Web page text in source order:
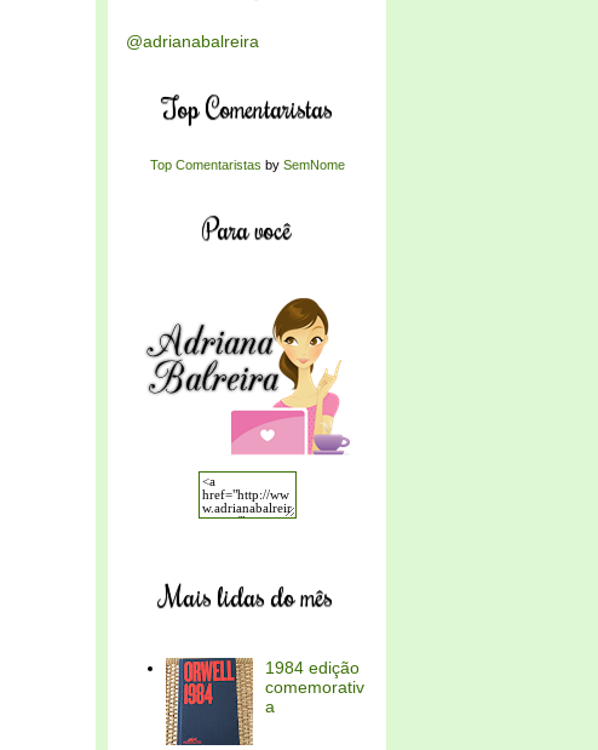
@adrianabalreira
Top Comentaristas
Top Comentaristas by SemNome
Para você
Mais lidas do mês
1984 edição
comemorativ
a